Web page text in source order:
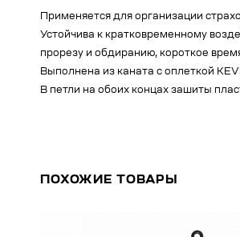
Применяется для организации
Устойчива к кратковременному
прорезу и обдиранию, короткое
Выполнена из каната с оплеткой
В петли на обоих концах зашиты
ПОХОЖИЕ ТОВАРЫ